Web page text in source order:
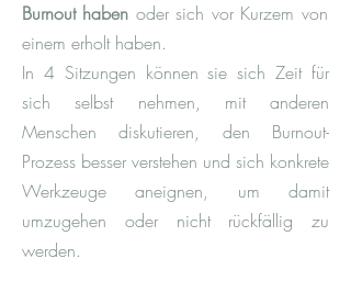
Burnout haben odersich vor Kurzem von
einem erholt haben.
In 4 Sitzungen können sie sich Zeit für
sich selbst nehmen, mit anderen
Menschen diskutieren, den Burnout-
Prozess besser verstehen und sich konkrete
Werkzeuge aneignen, um damit
umzugehen oder nicht rückfällig zu
werden.